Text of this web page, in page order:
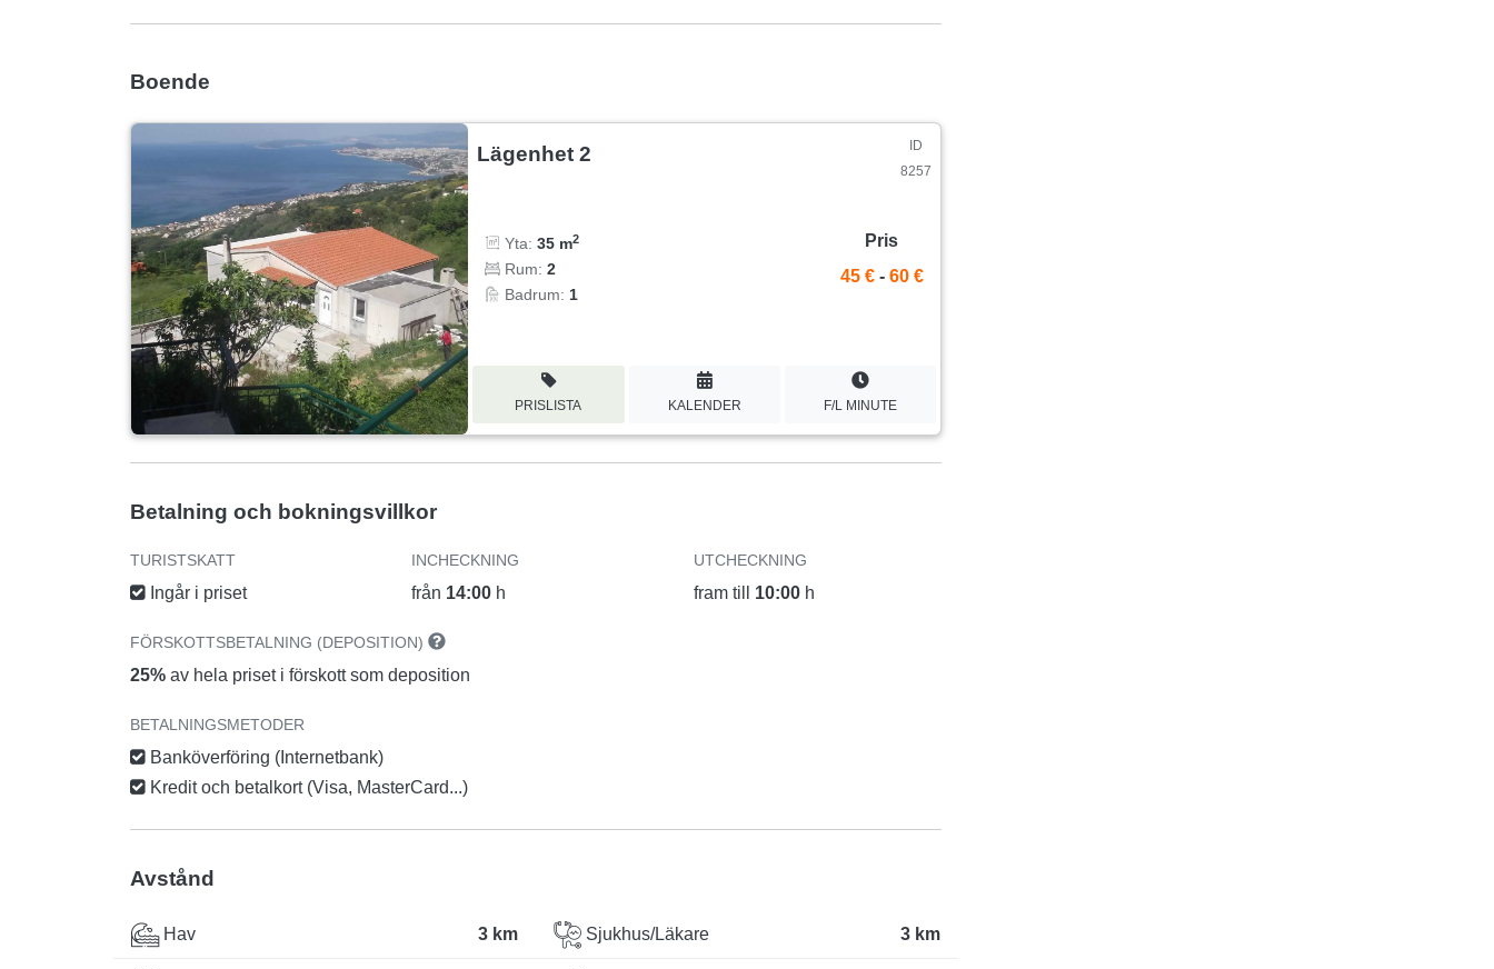
Boende
Lägenhet 2
ID
8257
Yta:35 m2
Rum:2
Badrum: 1
Pris
45 € - 60 €
PRISLISTA KALENDER F/L MINUTE
Betalning och bokningsvillkor
TURISTSKATT
Ingår i priset
INCHECKNING
från 14:00 h
UTCHECKNING
fram till 10:00h
FÖRSKOTTSBETALNING (DEPOSITION)
25% av hela priset i förskott som deposition
BETALNINGSMETODER
Banköverföring (Internetbank)
Kredit och betalkort (Visa, MasterCard...)
Avstånd
Hav 3 km Sjukhus/Läkare 3 km